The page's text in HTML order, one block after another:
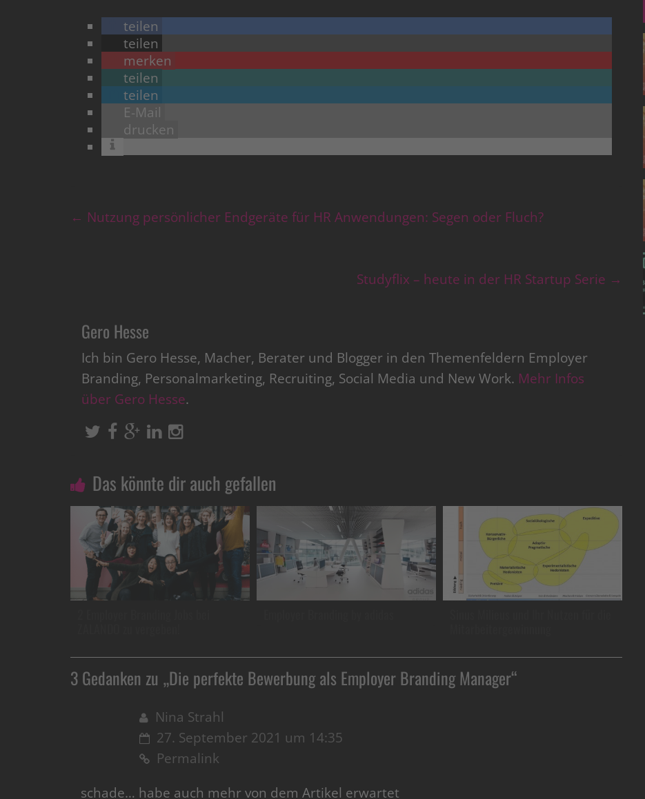
teilen
teilen
merken
teilen
teilen
E-Mail
drucken
← Nutzung persönlicher Endgeräte für HR Anwendungen: Segen oder Fluch?
Studyflix – heute in der HR Startup Serie →
Gero Hesse
Ich bin Gero Hesse, Macher, Berater und Blogger in den Themenfeldern Employer
Branding, Personalmarketing, Recruiting, Social Media und New Work. Mehr Infos
über Gero Hesse.
Das könnte dir auch gefallen
3 Gedanken zu „Die perfekte Bewerbung als Employer Branding Manager“
Nina Strahl
27. September 2021 um 14:35
Permalink
schade… habe auch mehr von dem Artikel erwartet